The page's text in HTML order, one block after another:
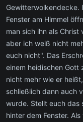
Gewitterwolkendecke.
Fenster am Himmel
man sich ihn als
aber ich weiß nicht
euch nicht". Das
einem heidischen
nicht mehr wie er
schließlich dann auch
wurde. Stellt euch das
hinter dem Fenster.